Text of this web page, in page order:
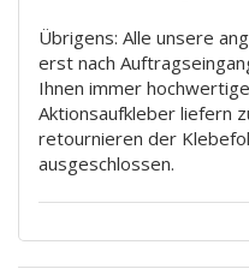
Übrigens: Alle unsere
erst nach
Ihnen immer
Aktionsaufkleber liefern
retournieren der
ausgeschlossen.